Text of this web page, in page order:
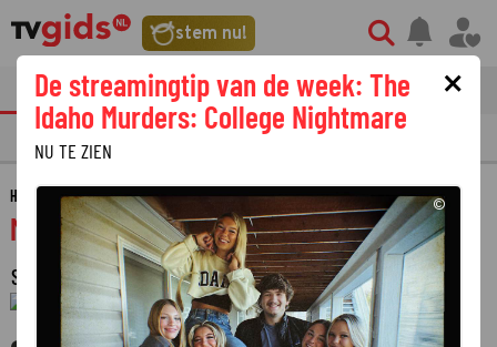
stem nu!
tvgids streaming nieuws
PRIMETIME GEMIST
HOME GIDS MORD MIT AUSSICHT
Mord mit Aussicht
SERIE · KOMISCHE DRAMASERIE
1 JANUARI 1970 01:00 - 01:00
×
De streamingtip van de week: The
Idaho Murders: College Nightmare
NU TE ZIEN
©